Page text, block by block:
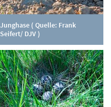
Junghase ( Quelle: Frank
Seifert/ DJV )